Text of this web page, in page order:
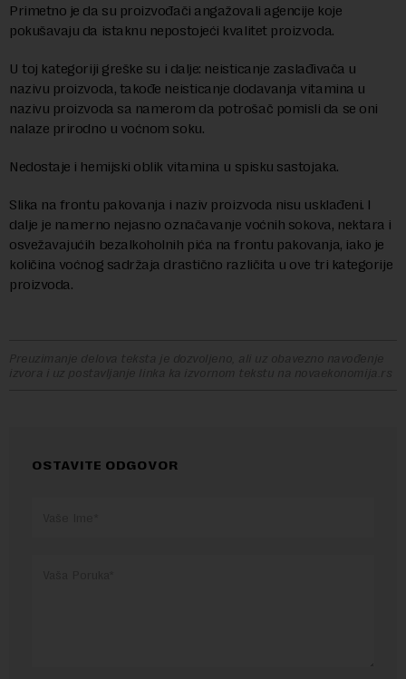
Primetno je da su proizvođači angažovali agencije koje
pokušavaju da istaknu nepostojeći kvalitet proizvoda.
U toj kategoriji greške su i dalje: neisticanje zaslađivača u
nazivu proizvoda, takođe neisticanje dodavanja vitamina u
nazivu proizvoda sa namerom da potrošač pomisli da se oni
nalaze prirodno u voćnom soku.
Nedostaje i hemijski oblik vitamina u spisku sastojaka.
Slika na frontu pakovanja i naziv proizvoda nisu usklađeni. I
dalje je namerno nejasno označavanje voćnih sokova, nektara i
osvežavajućih bezalkoholnih pića na frontu pakovanja, iako je
količina voćnog sadržaja drastično različita u ove tri kategorije
proizvoda.
Preuzimanje delova teksta je dozvoljeno, ali uz obavezno navođenje
izvora i uz postavljanje linka ka izvornom tekstu na novaekonomija.rs
OSTAVITE ODGOVOR